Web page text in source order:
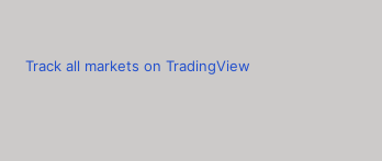
Track all markets on TradingView